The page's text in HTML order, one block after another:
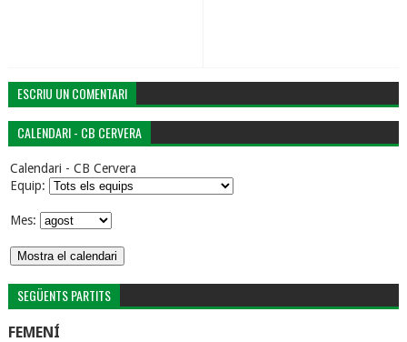
ESCRIU UN COMENTARI
CALENDARI - CB CERVERA
Calendari - CB Cervera
Equip:
Mes:
SEGÜENTS PARTITS
FEMENÍ